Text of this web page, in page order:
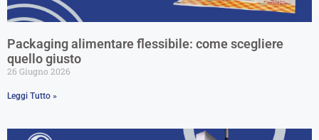
Packaging alimentare flessibile: come scegliere
quello giusto
26 Giugno 2026
Leggi Tutto »